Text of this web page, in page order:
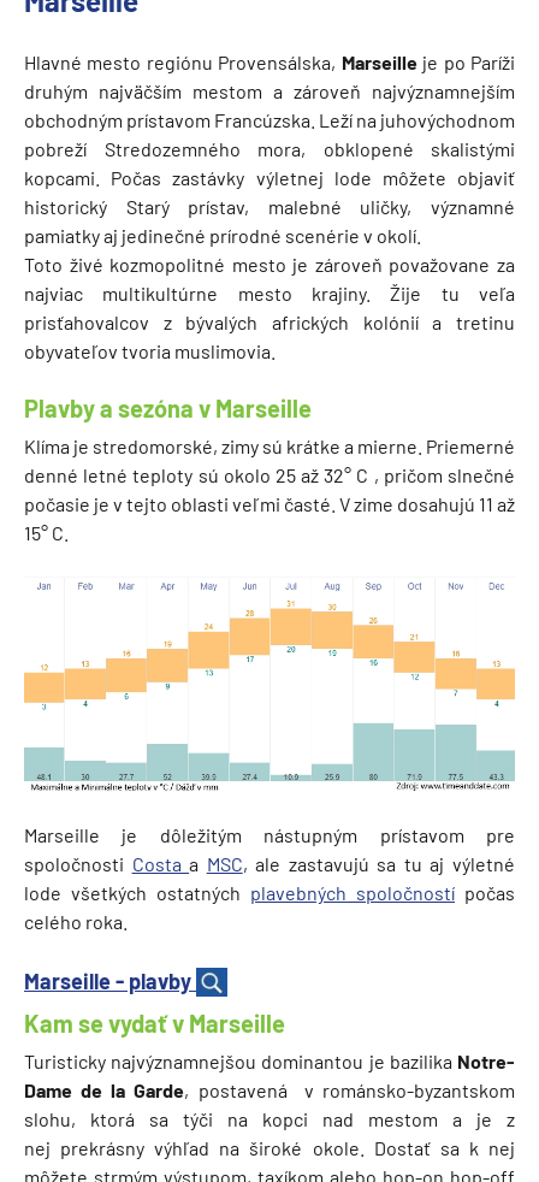
Hlavné mesto regiónu Provensálska, Marseilleje po Paríži
druhým najväčším mestom a zároveň najvýznamnejším
obchodným prístavom Francúzska. Leží na juhovýchodnom
pobreží Stredozemného mora, obklopené skalistými
kopcami. Počas zastávky výletnej lode môžete objaviť
historický Starý prístav, malebné uličky, významné
pamiatky aj jedinečné prírodné scenérie v okolí.
Toto živé kozmopolitné mesto je zároveň považovane za
najviac multikultúrne mesto krajiny. Žije tu veľa
prisťahovalcov z bývalých afrických kolónií a tretinu
obyvateľov tvoria muslimovia.
Plavby a sezóna v Marseille
Klíma je stredomorské, zimy sú krátke a mierne. Priemerné
denné letné teploty sú okolo 25 až 32° C , pričom slnečné
počasie je v tejto oblasti veľmi časté. V zime dosahujú 11 až
15° C.
Marseille je dôležitým nástupným prístavom pre
spoločnosti Costaa MSC, ale zastavujú sa tu aj výletné
lode všetkých ostatných plavebných spoločností počas
celého roka.
Marseille - plavby
Kam se vydať v Marseille
Turisticky najvýznamnejšou dominantou je bazilika Notre-
Dame de la Garde, postavená v románsko-byzantskom
slohu, ktorá sa týči na kopci nad mestom a je z
nej prekrásny výhľad na široké okole. Dostať sa k nej
môžete strmým výstupom, taxíkom alebo hop-on hop-off